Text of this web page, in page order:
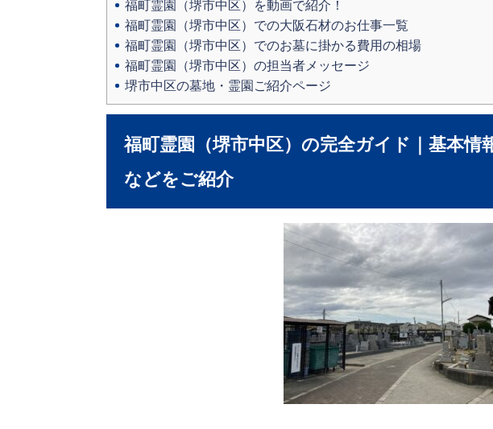
福町霊園（堺市中区）を動画で紹介！
福町霊園（堺市中区）での大阪石材のお仕事一覧
福町霊園（堺市中区）でのお墓に掛かる費用の相場
福町霊園（堺市中区）の担当者メッセージ
堺市中区の墓地・霊園ご紹介ページ
福町霊園（堺市中区）の完全ガイド｜基本情
などをご紹介